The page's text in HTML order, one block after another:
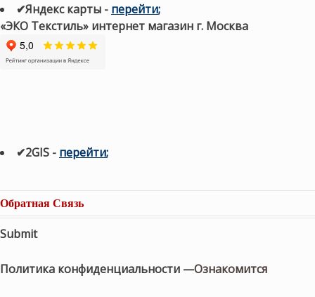
✔Яндекс карты - перейти;
«ЭКО Текстиль» интернет магазин г. Москва
✔2GIS - перейти;
Обратная Связь
Submit
Политика конфиденциальности —Ознакомится